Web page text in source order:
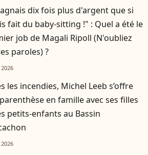
dix fois plus d'argent que si
fait du baby-sitting !" : Quel a été le
job de Magali Ripoll (N'oubliez
paroles) ?
les incendies, Michel Leeb s’offre
en famille avec ses filles
petits-enfants au Bassin